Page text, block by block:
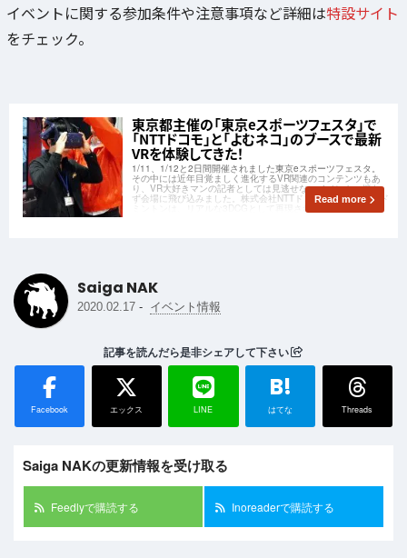
イベントに関する参加条件や注意事項など詳細は特設サイト
をチェック。
東京都主催の「東京eスポーツフェスタ」で
「NTTドコモ」と「よむネコ」のブースで最新
VRを体験してきた！
1/11、1/12と2日間開催されました東京eスポーツフェスタ。
その中には近年目覚ましく進化するVR関連のコンテンツもあ
り、VR大好きマンの記者としては見逃せないイベント。迷わ
ず会場に飛び込みました。株式会社NTTドコモの展示、VRバド
ミントンは、リアルな3DCGとして再現された実在のバドミン
Read more
Saiga NAK
2020.02.17 - イベント情報
記事を読んだら是非シェアして下さい
Facebook エックス LINE
B!
はてな Threads
Saiga NAKの更新情報を受け取る
Feedlyで購読する Inoreaderで購読する